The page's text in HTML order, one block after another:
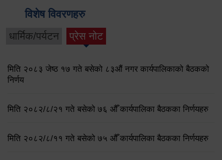
विशेष विवरणहरु
धार्मिक/पर्यटन प्रेस नोट
मिति २०८३ जेष्ठ १७ गते बसेको ८३औं नगर कार्यपालिकाको बैठकको
निर्णय
मिति २०८२/८/२१ गते बसेको ७६ औँ कार्यपालिका बैठकका निर्णयहरु
मिति २०८२/८/११ गते बसेको ७५ औँ कार्यपालिका बैठकका निर्णयहरु